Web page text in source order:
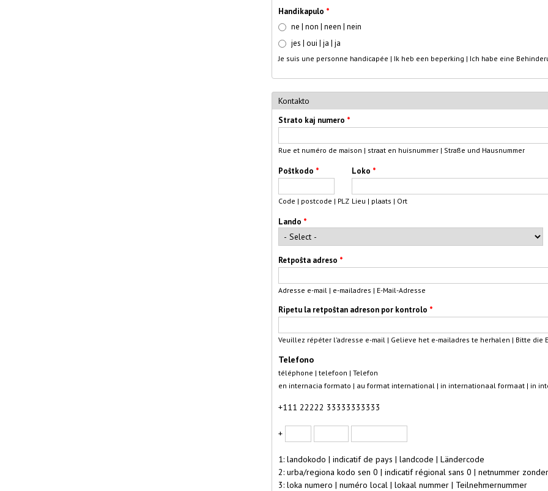
Handikapulo *
ne | non | neen | nein
jes | oui | ja | ja
Je suis une personne handicapée | Ik heb een beperking | Ich habe eine
Kontakto
Strato kaj numero *
Rue et numéro de maison | straat en huisnummer | Straße und Hausnummer
Poŝtkodo *
Code | postcode | PLZ
Loko *
Lieu | plaats | Ort
Lando *
Retpoŝta adreso *
Adresse e-mail | e-mailadres | E-Mail-Adresse
Ripetu la retpoŝtan adreson por kontrolo *
Veuillez répéter l'adresse e-mail | Gelieve het e-mailadres te herhalen | Bitte die
Telefono
téléphone | telefoon | Telefon
en internacia formato | au format international | in internationaal formaat | in
+111 22222 33333333333
Landokodo
+
1: landokodo | indicatif de pays | landcode | Ländercode
2: urba/regiona kodo sen 0 | indicatif régional sans 0 | netnummer
3: loka numero | numéro local | lokaal nummer | Teilnehmernummer